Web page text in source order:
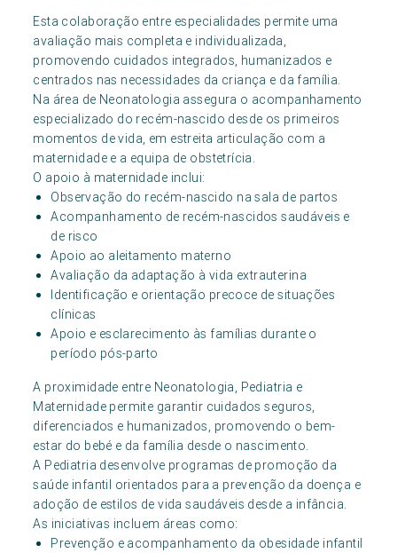
Esta colaboração entre especialidades permite uma
avaliação mais completa e individualizada,
promovendo cuidados integrados, humanizados e
centrados nas necessidades da criança e da família.
Na área de Neonatologia assegura o acompanhamento
especializado do recém-nascido desde os primeiros
momentos de vida, em estreita articulação com a
maternidade e a equipa de obstetrícia.
O apoio à maternidade inclui:
Observação do recém-nascido na sala de partos
Acompanhamento de recém-nascidos saudáveis e
de risco
Apoio ao aleitamento materno
Avaliação da adaptação à vida extrauterina
Identificação e orientação precoce de situações
clínicas
Apoio e esclarecimento às famílias durante o
período pós-parto
A proximidade entre Neonatologia, Pediatria e
Maternidade permite garantir cuidados seguros,
diferenciados e humanizados, promovendo o bem-
estar do bebé e da família desde o nascimento.
A Pediatria desenvolve programas de promoção da
saúde infantil orientados para a prevenção da doença e
adoção de estilos de vida saudáveis desde a infância.
As iniciativas incluem áreas como:
Prevenção e acompanhamento da obesidade infantil